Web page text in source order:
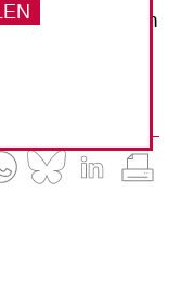
Staatsanwältin